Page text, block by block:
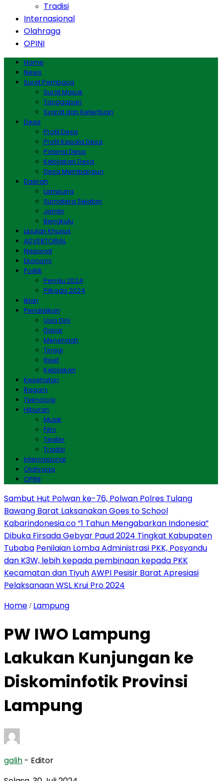
Tradisi
Internasional
Olahraga
OPINI
Home
News
Surat Pembaca
Surat Masuk
Tanggapan
Syarat dan Ketentuan
Desa
Profil Desa
Profil Kepala Desa
Potensi Desa
Kebijakan Desa
Desa Membangun
Daerah
Lampung
Sumatera Selatan
Jambi
Bengkulu
Liputan Khusus
ADVERTORIAL
Nasional
Ekonomi
Politik
Pemilu 2024
Pilkada 2024
Iklan
Pendidikan
Usia Dini
Dasar
Menengah
Tinggi
Riset
Kebijakan
Kesehatan
Ragam
Teknologi
Hiburan
Musik
Film
Teater
Tradisi
Internasional
Olahraga
OPINI
Sambut Hut Polwan ke-76, Polwan Polres Tulang
Bawang Barat Laksanakan Goes to School
Kabarindonesia.co “1 Tahun Mengabarkan Indonesia”
Dibuka Firsada Gebyar Paud 2024 Tingkat Kabupaten
Tubaba Penilaian Lomba Administrasi PKK, Posyandu
dan K3W, lebih kepada pembinaan kepada PKK
Kecamatan dan TiyuhAWPI Pesisir Barat Apresiasi
Pelaksanaan WSL Krui Pro 2024
Home / Lampung
PW IWO Lampung
Lakukan Kunjungan ke
Diskominfotik Provinsi
Lampung
galih - Editor